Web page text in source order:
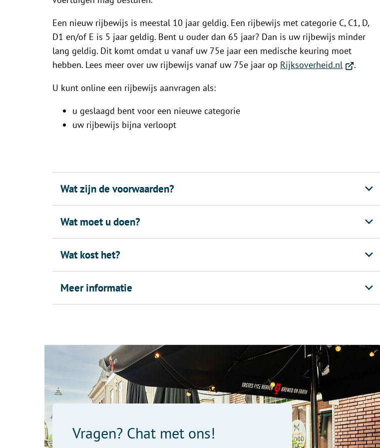
Een nieuw rijbewijs is meestal 10 jaar geldig. Een rijbewijs met categorie C, C1, D,
D1 en/of E is 5 jaar geldig. Bent u ouder dan 65 jaar? Dan is uw rijbewijs minder
lang geldig. Dit komt omdat u vanaf uw 75e jaar een medische keuring moet
hebben. Lees meer over uw rijbewijs vanaf uw 75e jaar op Rijksoverheid.nl (Verwijst
.
U kunt online een rijbewijs aanvragen als:
u geslaagd bent voor een nieuwe categorie
uw rijbewijs bijna verloopt
Wat zijn de voorwaarden?
Wat moet u doen?
Wat kost het?
Meer informatie
Vragen? Chat met ons!